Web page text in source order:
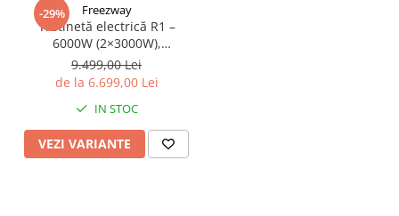
-29% Freezway
Trotinetă electrică R1 –
6000W (2×3000W),
autonomie 100 km, viteză
90 km/h, suspensie dublă,
frâne hidraulice
9.499,00 Lei
de la 6.699,00 Lei
IN STOC
VEZI VARIANTE